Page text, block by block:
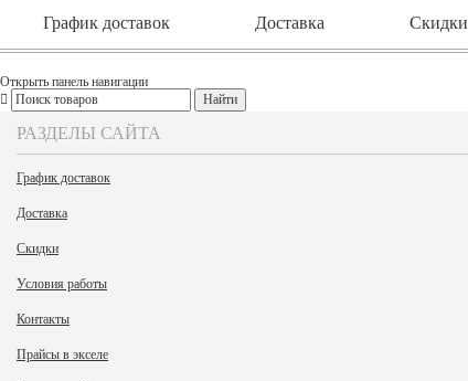
График доставок Доставка Скидки
Открыть панель навигации
РАЗДЕЛЫ САЙТА
График доставок
Доставка
Скидки
Условия работы
Контакты
Прайсы в экселе